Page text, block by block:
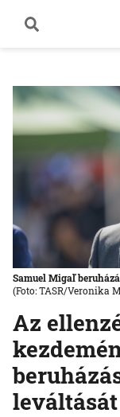
Az
leváltását
Samuel Migaľ
(Foto: TASR/Veronika